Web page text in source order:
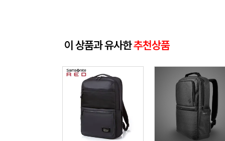
이 상품과 유사한추천상품